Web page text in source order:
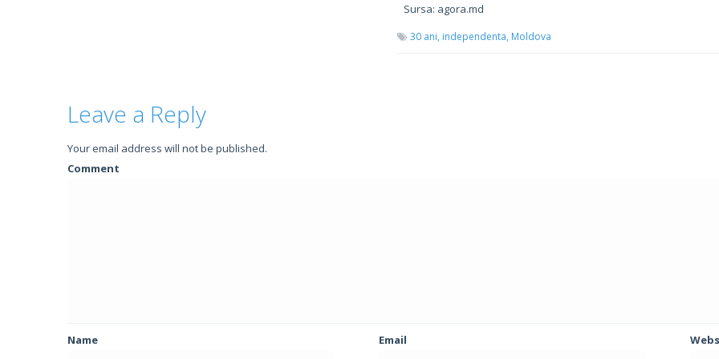
Sursa: agora.md
30 ani, independenta, Moldova
Leave a Reply
Your email address will not be published.
Comment
Name Email